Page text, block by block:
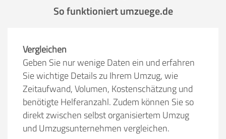
So funktioniert umzuege.de
Vergleichen
Geben Sie nur wenige Daten ein und erfahren
Sie wichtige Details zu Ihrem Umzug, wie
Zeitaufwand, Volumen, Kostenschätzung und
benötigte Helferanzahl. Zudem können Sie so
direkt zwischen selbst organisiertem Umzug
und Umzugsunternehmen vergleichen.